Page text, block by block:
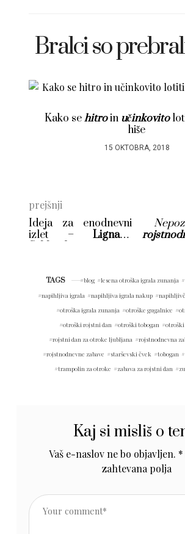
Bralci so
Kako sehitroin učinkovito
hiše
15 OKTOBRA, 2018
prejšnji
Ideja za enodnevni
izlet –Lignano
TAGS blog lesena otroška igrala zunanja
napihljiva igrala
napihljiva igrala nakup
otroška igrala zunanja
otroške gugalnice
otroški rojstni dan
otroški tobogan
rojstni dan za otroke ljubljana
rojstnodnevna
rojstnodnevne zabave
starševski čvek tobogan
trampolin za otroke
zabava za rojstni dan
Kaj si misliš o
Vaš e-naslov ne bo objavljen. *
zahtevana polja